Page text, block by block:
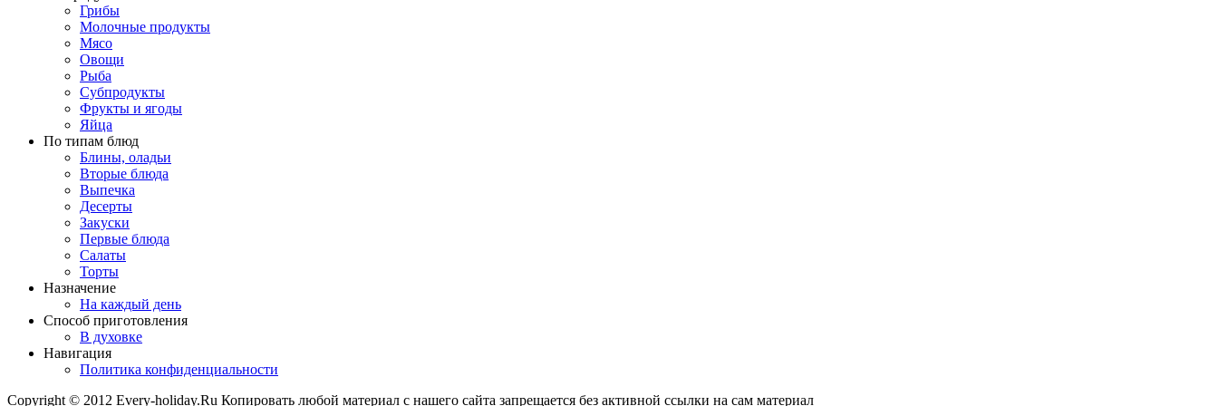
Грибы
Молочные продукты
Мясо
Овощи
Рыба
Субпродукты
Фрукты и ягоды
Яйца
По типам блюд
Блины, оладьи
Вторые блюда
Выпечка
Десерты
Закуски
Первые блюда
Салаты
Торты
Назначение
На каждый день
Способ приготовления
В духовке
Навигация
Политика конфиденциальности
Copyright © 2012 Every-holiday.Ru Копировать любой материал с нашего сайта запрещается без активной ссылки на сам материал